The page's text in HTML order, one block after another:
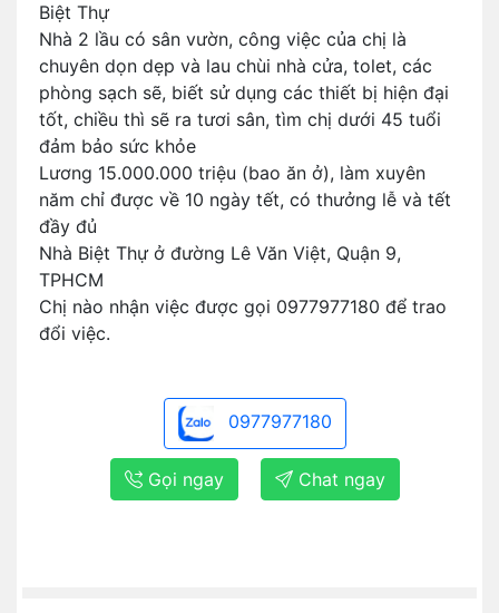
Biệt Thự
Nhà 2 lầu có sân vườn, công việc của chị là
chuyên dọn dẹp và lau chùi nhà cửa, tolet, các
phòng sạch sẽ, biết sử dụng các thiết bị hiện đại
tốt, chiều thì sẽ ra tươi sân, tìm chị dưới 45 tuổi
đảm bảo sức khỏe
Lương 15.000.000 triệu (bao ăn ở), làm xuyên
năm chỉ được về 10 ngày tết, có thưởng lễ và tết
đầy đủ
Nhà Biệt Thự ở đường Lê Văn Việt, Quận 9,
TPHCM
Chị nào nhận việc được gọi 0977977180 để trao
đổi việc.
0977977180
Gọi ngay Chat ngay